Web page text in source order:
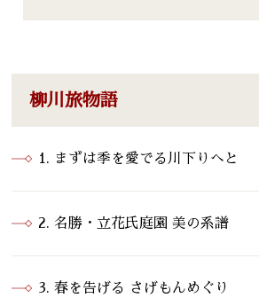
柳川旅物語
1. まずは季を愛でる川下りへと
2. 名勝・立花氏庭園 美の系譜
3. 春を告げる さげもんめぐり